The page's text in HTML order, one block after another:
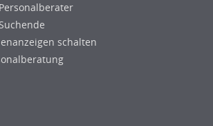
& Logistik
& Forschung
schalten